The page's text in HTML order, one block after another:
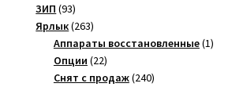
ЗИП 9393
товара
Ярлык 263263
товара
Аппараты восстановленные 11
Опции 2222
товара
Снят с продаж 240240